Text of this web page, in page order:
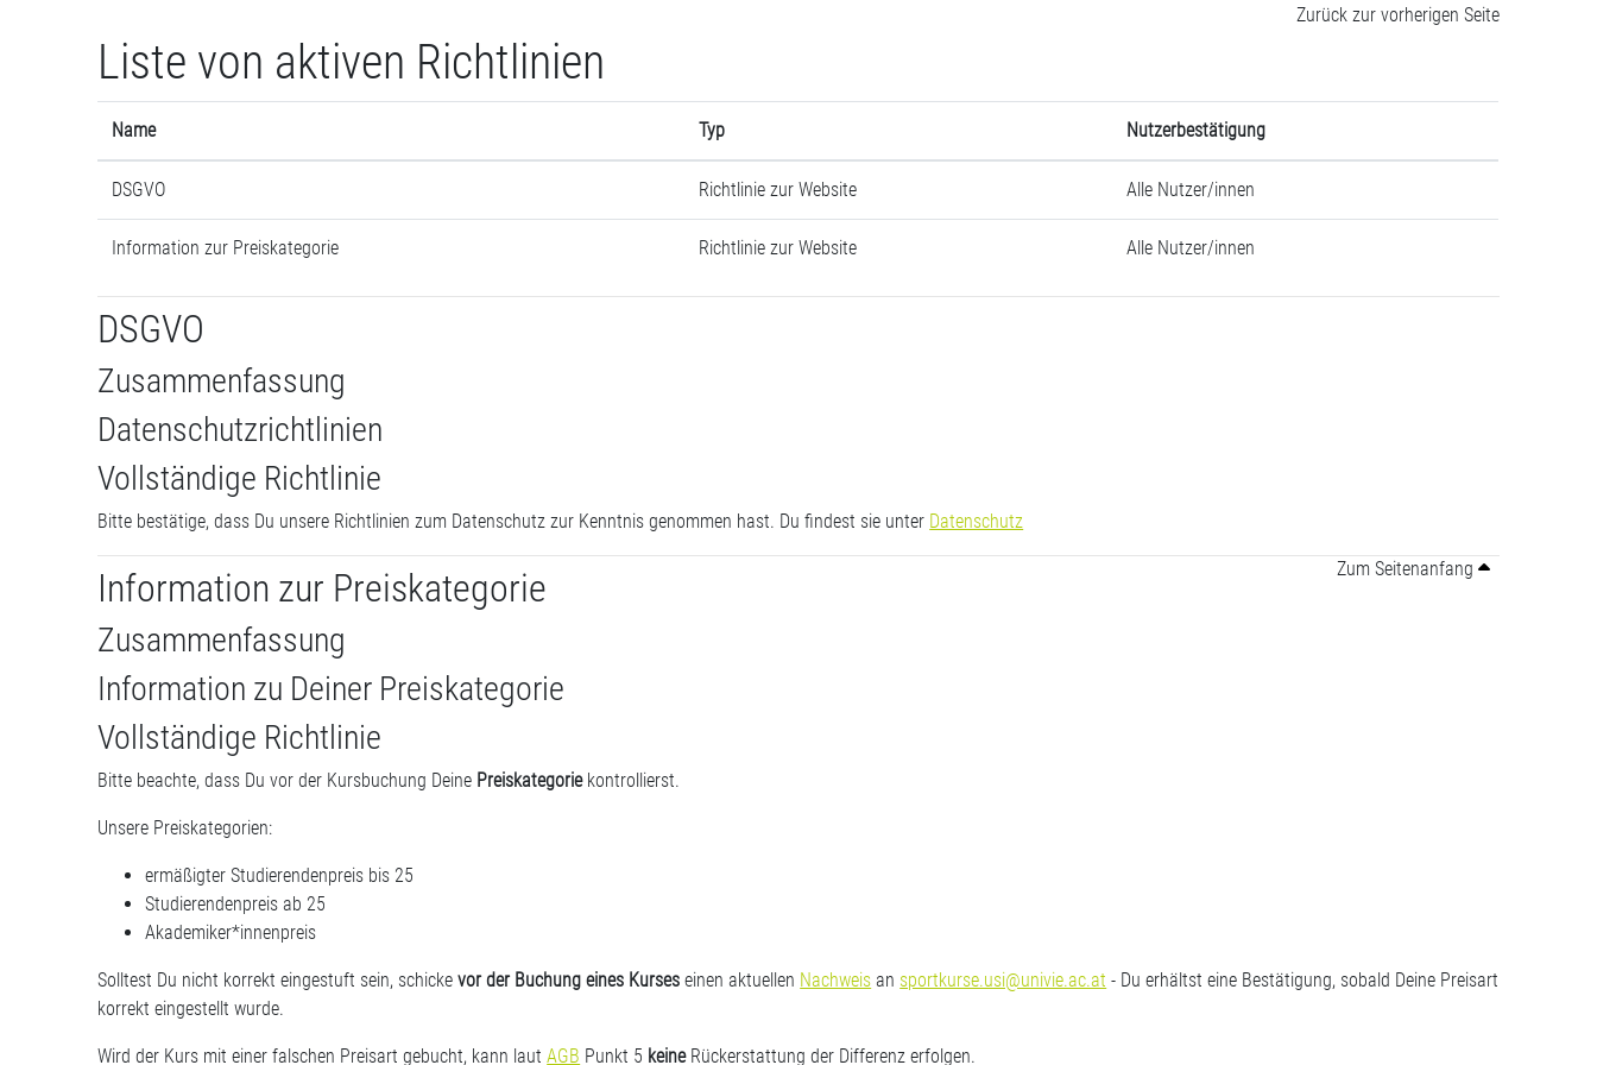
Zurück zur vorherigen Seite
Liste von aktiven Richtlinien
Name Typ Nutzerbestätigung
DSGVO Richtlinie zur Website Alle Nutzer/innen
Information zur Preiskategorie Richtlinie zur Website Alle Nutzer/innen
DSGVO
Zusammenfassung
Datenschutzrichtlinien
Vollständige Richtlinie
Bitte bestätige, dass Du unsere Richtlinien zum Datenschutz zur Kenntnis genommen hast. Du findest sie unter Datenschutz
Zum Seitenanfang
Information zur Preiskategorie
Zusammenfassung
Information zu Deiner Preiskategorie
Vollständige Richtlinie
Bitte beachte, dass Du vor der Kursbuchung Deine Preiskategoriekontrollierst.
Unsere Preiskategorien:
ermäßigter Studierendenpreis bis 25
Studierendenpreis ab 25
Akademiker*innenpreis
Solltest Du nicht korrekt eingestuft sein, schickevor der Buchung eines Kurseseinen aktuellen Nachweis an sportkurse.usi@univie.ac.at - Du erhältst eine Bestätigung, sobald Deine Preisart
korrekt eingestellt wurde.
Wird der Kurs mit einer falschen Preisart gebucht, kann lautAGB Punkt 5 keine Rückerstattung der Differenz erfolgen.